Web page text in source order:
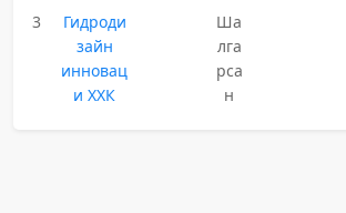
3
Гидроди
зайн
инновац
и ХХК
Ша
лга
рса
н